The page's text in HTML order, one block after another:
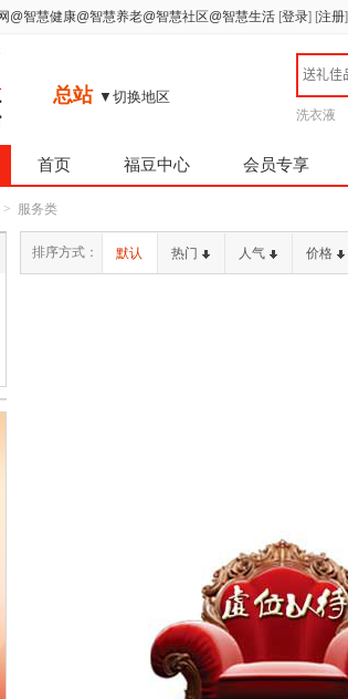
@智慧健康@智慧养老@智慧社区@智慧生活 [登录] [注册]
总站 ▼切换地区
洗衣液
首页 福豆中心 会员专享
> 服务类
排序方式： 默认 热门 人气 价格